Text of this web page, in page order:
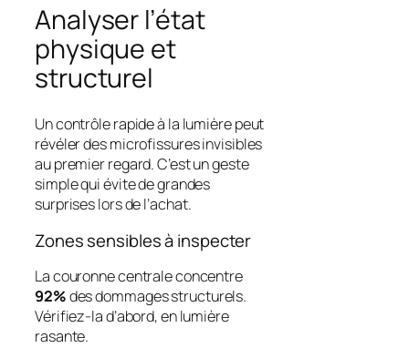
Analyser l’état
physique et
structurel
Un contrôle rapide à la lumière peut
révéler des microfissures invisibles
au premier regard. C’est un geste
simple qui évite de grandes
surprises lors de l’achat.
Zones sensibles à inspecter
La couronne centrale concentre
92%des dommages structurels.
Vérifiez-la d’abord, en lumière
rasante.